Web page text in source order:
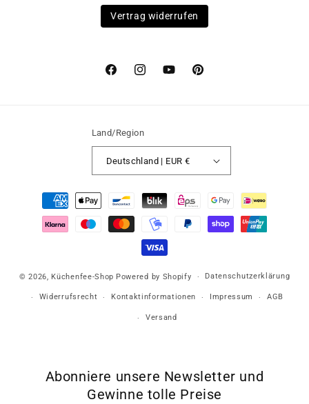
Vertrag widerrufen
FacebookInstagramYouTubePinterest
Land/Region
Deutschland | EUR €
Zahlungsmethoden
© 2026, Küchenfee-Shop Powered by Shopify Datenschutzerklärung
Widerrufsrecht Kontaktinformationen Impressum AGB
Versand
Abonniere unsere Newsletter und
Gewinne tolle Preise